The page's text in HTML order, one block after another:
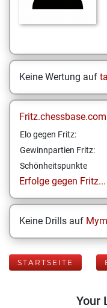
Keine Wertung auf
Elo gegen Fritz:
Gewinnpartien Fritz:
Schönheitspunkte
Erfolge gegen Fritz...
Keine Drills auf
STARTSEITE
Your